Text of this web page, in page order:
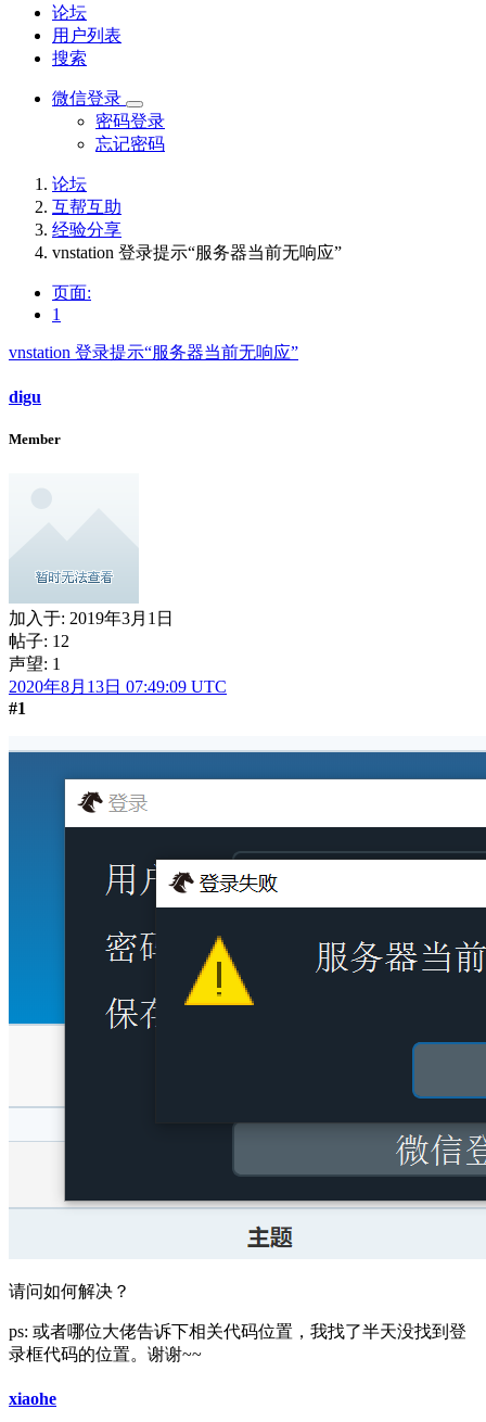
论坛
用户列表
搜索
微信登录
密码登录
忘记密码
论坛
互帮互助
经验分享
vnstation 登录提示“服务器当前无响应”
页面:
1
vnstation 登录提示“服务器当前无响应”
digu
Member
加入于: 2019年3月1日
帖子: 12
声望: 1
2020年8月13日 07:49:09 UTC
#1
请问如何解决？
ps: 或者哪位大佬告诉下相关代码位置，我找了半天没找到登
录框代码的位置。谢谢~~
xiaohe